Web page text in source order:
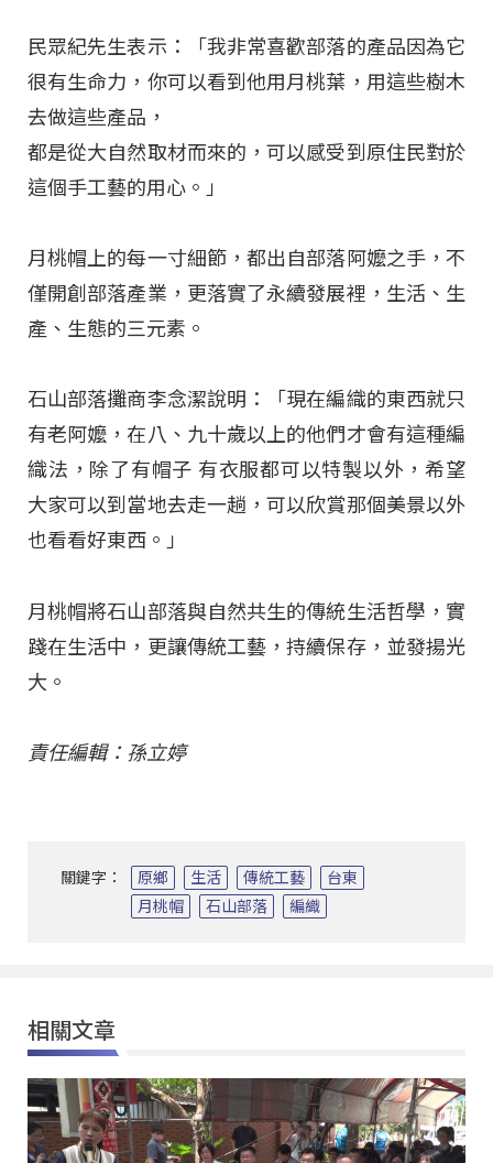
民眾紀先生表示：「我非常喜歡部落的產品因為它
很有生命力，你可以看到他用月桃葉，用這些樹木
去做這些產品，
都是從大自然取材而來的，可以感受到原住民對於
這個手工藝的用心。」
月桃帽上的每一寸細節，都出自部落阿嬤之手，不
僅開創部落產業，更落實了永續發展裡，生活、生
產、生態的三元素。
石山部落攤商李念潔說明：「現在編織的東西就只
有老阿嬤，在八、九十歲以上的他們才會有這種編
織法，除了有帽子 有衣服都可以特製以外，希望
大家可以到當地去走一趟，可以欣賞那個美景以外
也看看好東西。」
月桃帽將石山部落與自然共生的傳統生活哲學，實
踐在生活中，更讓傳統工藝，持續保存，並發揚光
大。
責任編輯：孫立婷
關鍵字： 原鄉 生活 傳統工藝
台東
月桃帽
石山部落 編織
相關文章